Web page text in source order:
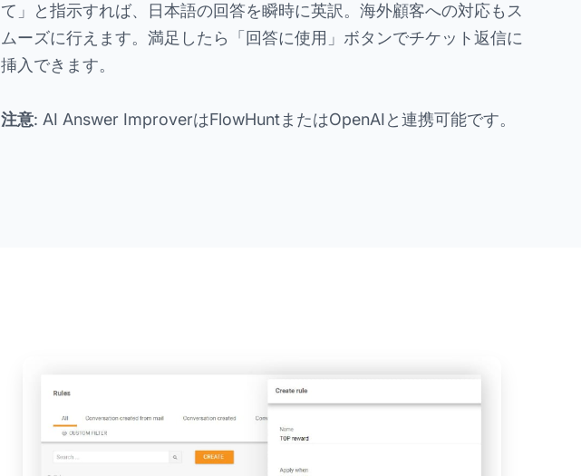
て」と指示すれば、日本語の回答を瞬時に英訳。海外顧客への対応もス
ムーズに行えます。満足したら「回答に使用」ボタンでチケット返信に
挿入できます。
注意: AI Answer ImproverはFlowHuntまたはOpenAIと連携可能です。